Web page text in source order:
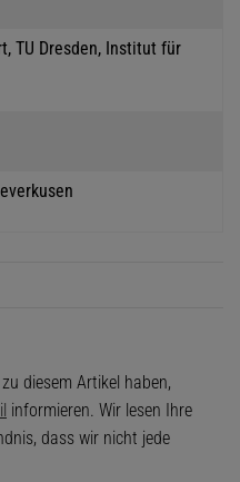
TU Dresden, Institut für
diesem Artikel haben,
informieren. Wir lesen Ihre
dass wir nicht jede